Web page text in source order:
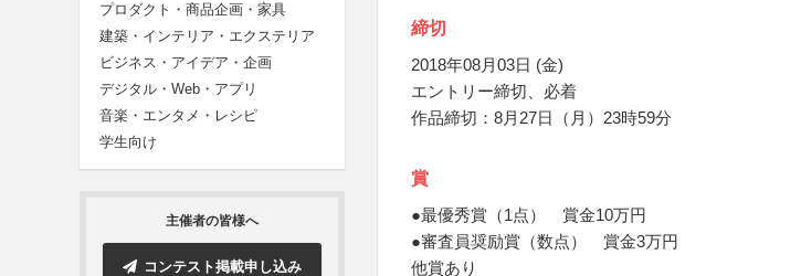
プロダクト・商品企画・家具
建築・インテリア・エクステリア
ビジネス・アイデア・企画
デジタル・Web・アプリ
音楽・エンタメ・レシピ
学生向け
主催者の皆様へ
コンテスト掲載申し込み
締切
2018年08月03日 (金)
エントリー締切、必着
作品締切：8月27日（月）23時59分
賞
●最優秀賞（1点） 賞金10万円
●審査員奨励賞（数点） 賞金3万円
他賞あり